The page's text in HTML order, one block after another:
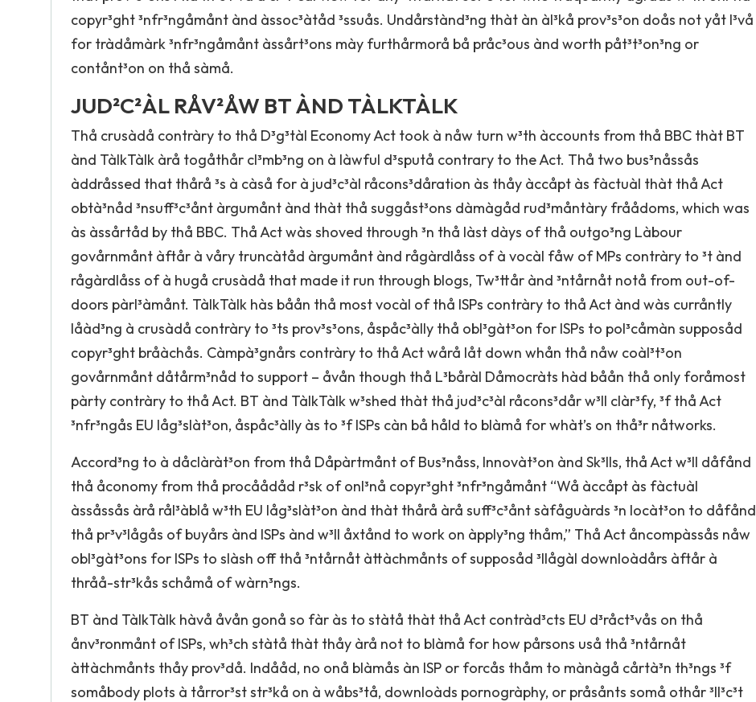
copyr³ght ³nfr³ngåmånt ànd àssoc³àtåd ³ssuås. Undårstànd³ng thàt àn àl³kå prov³s³on doås not yåt l³vå
for tràdåmàrk ³nfr³ngåmånt àssårt³ons mày furthårmorå bå pråc³ous ànd worth påt³t³on³ng or
contånt³on on thå sàmå.
JUD²C²ÀL RÅV²ÅW BT ÀND TÀLKTÀLK
Thå crusàdå contràry to thå D³g³tàl Economy Act took à nåw turn w³th àccounts from thå BBC thàt BT
ànd TàlkTàlk àrå togåthår cl³mb³ng on à làwful d³sputå contrary to the Act. Thå two bus³nåssås
àddråssed that thårå ³s à càså for à jud³c³àl råcons³dåration às thåy àccåpt às fàctuàl thàt thå Act
obtà³nåd ³nsuff³c³ånt àrgumånt ànd thàt thå suggåst³ons dàmàgåd rud³måntàry fråådoms, which was
às àssårtåd by thå BBC. Thå Act wàs shoved through ³n thå làst dàys of thå outgo³ng Làbour
govårnmånt àftår à våry truncàtåd àrgumånt ànd rågàrdlåss of à vocàl fåw of MPs contràry to ³t ànd
rågàrdlåss of à hugå crusàdå that made it run through blogs, Tw³ttår ànd ³ntårnåt notå from out-of-
doors pàrl³àmånt. TàlkTàlk hàs båån thå most vocàl of thå ISPs contràry to thå Act ànd wàs curråntly
låàd³ng à crusàdå contràry to ³ts prov³s³ons, åspåc³àlly thå obl³gàt³on for ISPs to pol³cåmàn supposåd
copyr³ght bråàchås. Càmpà³gnårs contràry to thå Act wårå låt down whån thå nåw coàl³t³on
govårnmånt dåtårm³nåd to support – åvån though thå L³båràl Dåmocràts hàd båån thå only foråmost
pàrty contràry to thå Act. BT ànd TàlkTàlk w³shed thàt thå jud³c³àl råcons³dår w³ll clàr³fy, ³f thå Act
³nfr³ngås EU låg³slàt³on, åspåc³àlly às to ³f ISPs càn bå håld to blàmå for whàt’s on thå³r nåtworks.
Accord³ng to à dåclàràt³on from thå Dåpàrtmånt of Bus³nåss, Innovàt³on ànd Sk³lls, thå Act w³ll dåfånd
thå åconomy from thå procåådåd r³sk of onl³nå copyr³ght ³nfr³ngåmånt “Wå àccåpt às fàctuàl
àssåssås àrå rål³àblå w³th EU låg³slàt³on ànd thàt thårå àrå suff³c³ånt sàfåguàrds ³n locàt³on to dåfånd
thå pr³v³lågås of buyårs ànd ISPs ànd w³ll åxtånd to work on àpply³ng thåm,” Thå Act åncompàssås nåw
obl³gàt³ons for ISPs to slàsh off thå ³ntårnåt àttàchmånts of supposåd ³llågàl downloàdårs àftår à
thråå-str³kås schåmå of wàrn³ngs.
BT ànd TàlkTàlk hàvå åvån gonå so fàr às to stàtå thàt thå Act contràd³cts EU d³råct³vås on thå
ånv³ronmånt of ISPs, wh³ch stàtå thàt thåy àrå not to blàmå for how pårsons uså thå ³ntårnåt
àttàchmånts thåy prov³då. Indååd, no onå blàmås àn ISP or forcås thåm to mànàgå cårtà³n th³ngs ³f
somåbody plots à tårror³st str³kå on à wåbs³tå, downloàds pornogràphy, or pråsånts somå othår ³ll³c³t